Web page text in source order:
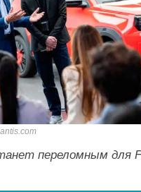
переломным для